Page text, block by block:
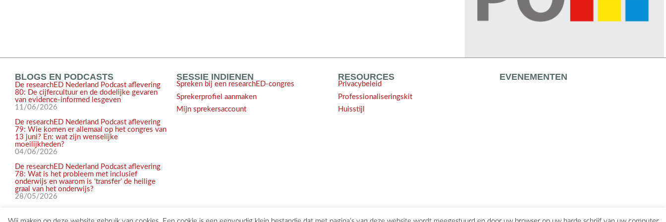
BLOGS EN PODCASTS
De researchED Nederland Podcast aflevering
80: De cijfercultuur en de dodelijke gevaren
van evidence-informed lesgeven
11/06/2026
De researchED Nederland Podcast aflevering
79: Wie komen er allemaal op het congres van
13 juni? En: wat zijn wenselijke
moeilijkheden?
04/06/2026
De researchED Nederland Podcast aflevering
78: Wat is het probleem met inclusief
onderwijs en waarom is ‘transfer’ de heilige
graal van het onderwijs?
28/05/2026
SESSIE INDIENEN
Spreken bij een researchED-congres
Sprekerprofiel aanmaken
Mijn sprekersaccount
RESOURCES
Privacybeleid
Professionaliseringskit
Huisstijl
EVENEMENTEN